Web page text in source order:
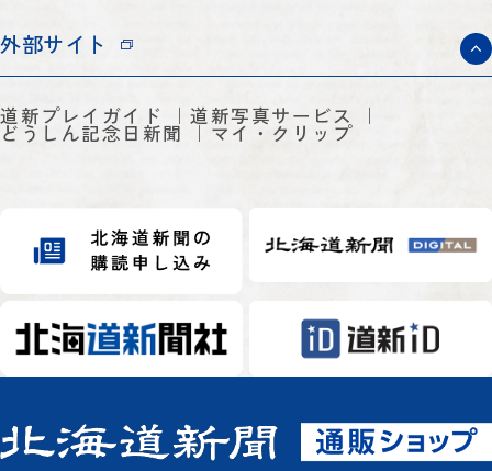
外部サイト
道新プレイガイド 道新写真サービス
どうしん記念日新聞 マイ・クリップ